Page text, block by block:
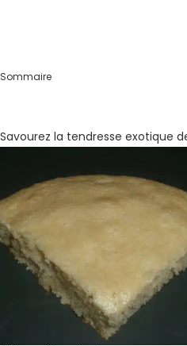
Sommaire
Savourez la tendresse exotique